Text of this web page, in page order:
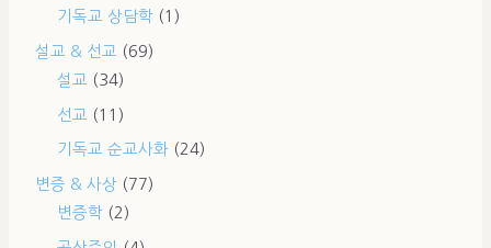
기독교 상담학 (1)
설교 & 선교
(69)
설교
(34)
선교 (11)
기독교 순교사화 (24)
변증 & 사상 (77)
변증학 (2)